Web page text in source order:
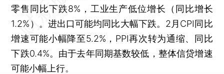
零售同比下跌8%，工业生产低位增长（同比增长
1.2%）。进出口可能均同比大幅下跌。2月CPI同比
增速可能小幅降至5.2%，PPI再次转为通缩、同比
下跌0.4%。由于去年同期基数较低，整体信贷增速
可能小幅上行。